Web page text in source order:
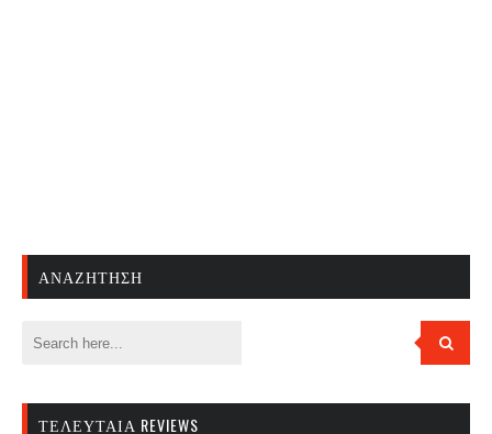
ΑΝΑΖΉΤΗΣΗ
ΤΕΛΕΥΤΑΊΑ REVIEWS